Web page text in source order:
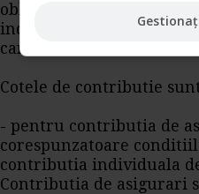
obligatii finale.
individuale se face de
care in acest caz este
Cotele de contributie
- pentru contributia de
corespunzatoare
contributia individuala
Contributia de asigurari